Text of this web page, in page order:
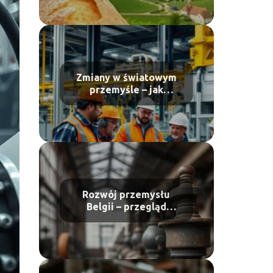
Zmiany w światowym
przemyśle – jak
wpłynęły na
gospodarkę?
Rozwój przemysłu
Belgii – przegląd
historyczny